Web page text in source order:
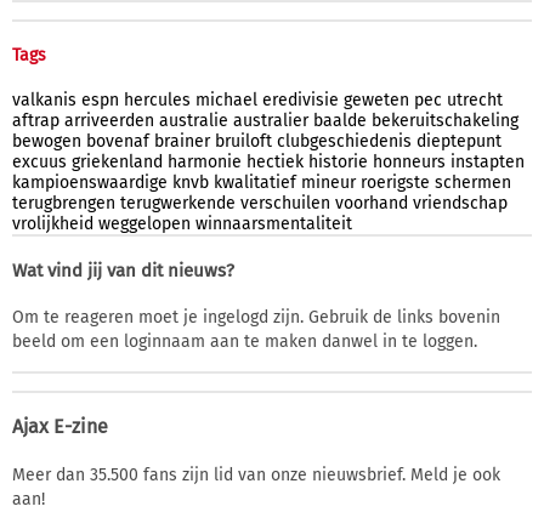
Tags
valkanis espn hercules michael eredivisie geweten pec utrecht
aftrap arriveerden australie australier baalde bekeruitschakeling
bewogen bovenaf brainer bruiloft clubgeschiedenis dieptepunt
excuus griekenland harmonie hectiek historie honneurs instapten
kampioenswaardige knvb kwalitatief mineur roerigste schermen
terugbrengen terugwerkende verschuilen voorhand vriendschap
vrolijkheid weggelopen winnaarsmentaliteit
Wat vind jij van dit nieuws?
Om te reageren moet je ingelogd zijn. Gebruik de links bovenin
beeld om een loginnaam aan te maken danwel in te loggen.
Ajax E-zine
Meer dan 35.500 fans zijn lid van onze nieuwsbrief. Meld je ook
aan!